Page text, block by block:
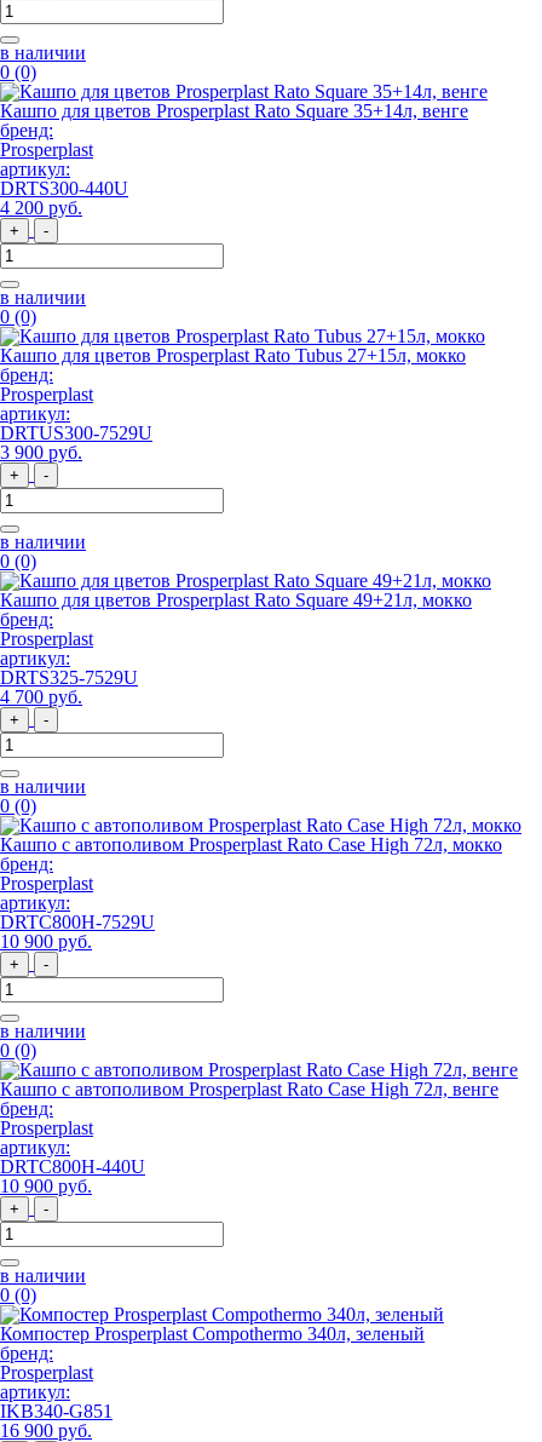
в наличии
0 (0)
Кашпо для цветов Prosperplast Rato Square 35+14л, венге
бренд:
Prosperplast
артикул:
DRTS300-440U
4 200 руб.
+ -
в наличии
0 (0)
Кашпо для цветов Prosperplast Rato Tubus 27+15л, мокко
бренд:
Prosperplast
артикул:
DRTUS300-7529U
3 900 руб.
+ -
в наличии
0 (0)
Кашпо для цветов Prosperplast Rato Square 49+21л, мокко
бренд:
Prosperplast
артикул:
DRTS325-7529U
4 700 руб.
+ -
в наличии
0 (0)
Кашпо с автополивом Prosperplast Rato Case High 72л, мокко
бренд:
Prosperplast
артикул:
DRTC800H-7529U
10 900 руб.
+ -
в наличии
0 (0)
Кашпо с автополивом Prosperplast Rato Case High 72л, венге
бренд:
Prosperplast
артикул:
DRTC800H-440U
10 900 руб.
+ -
в наличии
0 (0)
Компостер Prosperplast Compothermo 340л, зеленый
бренд:
Prosperplast
артикул:
IKB340-G851
16 900 руб.